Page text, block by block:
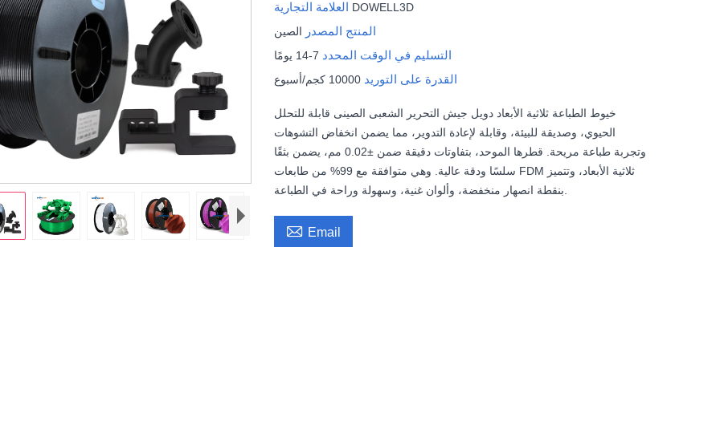
DOWELL3D
المنتج المصدر الصين
التسليم في الوقت المحدد 7-14 يومًا
القدرة على التوريد 10000 كجم/أسبوع
خيوط الطباعة ثلاثية الأبعاد دويل جيش التحرير الشعبى الصينى قابلة للتحلل
الحيوي، وصديقة للبيئة، وقابلة لإعادة التدوير، مما يضمن انخفاض التشوهات
وتجربة طباعة مريحة. قطرها الموحد، بتفاوتات دقيقة ضمن ±0.02 مم، يضمن بثقًا
سلسًا ودقة عالية. وهي متوافقة مع 99% من طابعات FDM ثلاثية الأبعاد، وتتميز
بنقطة انصهار منخفضة، وألوان غنية، وسهولة وراحة في الطباعة.
 Email